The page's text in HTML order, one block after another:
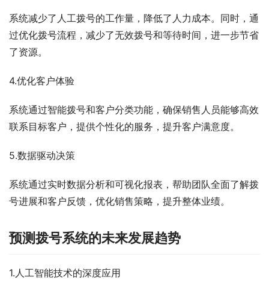
系统减少了人工拨号的工作量，降低了人力成本。同时，通
过优化拨号流程，减少了无效拨号和等待时间，进一步节省
了资源。
4.优化客户体验
系统通过智能拨号和客户分类功能，确保销售人员能够高效
联系目标客户，提供个性化的服务，提升客户满意度。
5.数据驱动决策
系统通过实时数据分析和可视化报表，帮助团队全面了解拨
号进展和客户反馈，优化销售策略，提升整体业绩。
预测拨号系统的未来发展趋势
1.人工智能技术的深度应用